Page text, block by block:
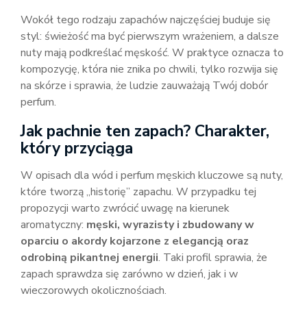
Wokół tego rodzaju zapachów najczęściej buduje się
styl: świeżość ma być pierwszym wrażeniem, a dalsze
nuty mają podkreślać męskość. W praktyce oznacza to
kompozycję, która nie znika po chwili, tylko rozwija się
na skórze i sprawia, że ludzie zauważają Twój dobór
perfum.
Jak pachnie ten zapach? Charakter,
który przyciąga
W opisach dla wód i perfum męskich kluczowe są nuty,
które tworzą „historię” zapachu. W przypadku tej
propozycji warto zwrócić uwagę na kierunek
aromatyczny: męski, wyrazisty i zbudowany w
oparciu o akordy kojarzone z elegancją oraz
odrobiną pikantnej energii. Taki profil sprawia, że
zapach sprawdza się zarówno w dzień, jak i w
wieczorowych okolicznościach.